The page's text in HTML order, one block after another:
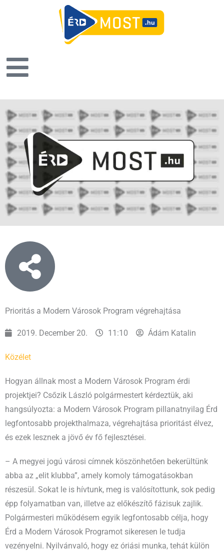
Prioritás a Modern Városok Program végrehajtása
2019. December 20. 11:10 Ádám Katalin
Közélet
Hogyan állnak most a Modern Városok Program érdi
projektjei? Csőzik László polgármestert kérdeztük, aki
hangsúlyozta: a Modern Városok Program pillanatnyilag Érd
legfontosabb projekthalmaza, végrehajtása prioritást élvez,
és ezek lesznek a jövő év fő fejlesztései.
– A megyei jogú városi címnek köszönhetően bekerültünk
abba az „elit klubba”, amely komoly támogatásokban
részesül. Sokat le is hívtunk, meg is valósítottunk, sok pedig
épp folyamatban van, illetve az előkészítő fázisuk zajlik.
Polgármesteri működésem egyik legfontosabb célja, hogy
Érd a Modern Városok Programot sikeresen le tudja
vezényelni. Nyilvánvaló, hogy ez óriási munka, tehát külön